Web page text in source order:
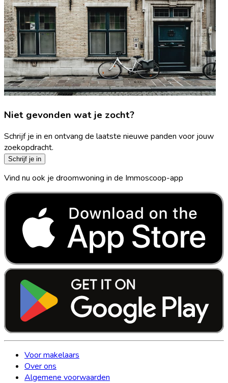
Niet gevonden wat je zocht?
Schrijf je in en ontvang de laatste nieuwe panden voor jouw
zoekopdracht.
Schrijf je in
Vind nu ook je droomwoning in de Immoscoop-app
Voor makelaars
Over ons
Algemene voorwaarden